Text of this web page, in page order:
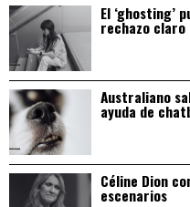
El ‘ghosting’
rechazo claro
Australiano
ayuda de
Céline Dion
escenarios